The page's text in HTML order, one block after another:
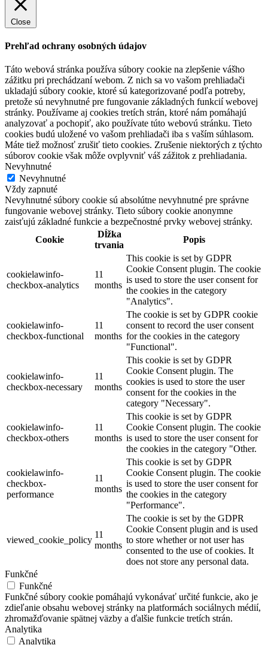
Close
Prehľad ochrany osobných údajov
Táto webová stránka používa súbory cookie na zlepšenie vášho
zážitku pri prechádzaní webom. Z nich sa vo vašom prehliadači
ukladajú súbory cookie, ktoré sú kategorizované podľa potreby,
pretože sú nevyhnutné pre fungovanie základných funkcií webovej
stránky. Používame aj cookies tretích strán, ktoré nám pomáhajú
analyzovať a pochopiť, ako používate túto webovú stránku. Tieto
cookies budú uložené vo vašom prehliadači iba s vaším súhlasom.
Máte tiež možnosť zrušiť tieto cookies. Zrušenie niektorých z týchto
súborov cookie však môže ovplyvniť váš zážitok z prehliadania.
Nevyhnutné
Nevyhnutné
Vždy zapnuté
Nevyhnutné súbory cookie sú absolútne nevyhnutné pre správne
fungovanie webovej stránky. Tieto súbory cookie anonymne
zaisťujú základné funkcie a bezpečnostné prvky webovej stránky.
Cookie
Dĺžka
trvania
Popis
cookielawinfo-
checkbox-analytics
11
months
This cookie is set by GDPR
Cookie Consent plugin. The cookie
is used to store the user consent for
the cookies in the category
"Analytics".
cookielawinfo-
checkbox-functional
11
months
The cookie is set by GDPR cookie
consent to record the user consent
for the cookies in the category
"Functional".
cookielawinfo-
checkbox-necessary
11
months
This cookie is set by GDPR
Cookie Consent plugin. The
cookies is used to store the user
consent for the cookies in the
category "Necessary".
cookielawinfo-
checkbox-others
11
months
This cookie is set by GDPR
Cookie Consent plugin. The cookie
is used to store the user consent for
the cookies in the category "Other.
cookielawinfo-
checkbox-
performance
11
months
This cookie is set by GDPR
Cookie Consent plugin. The cookie
is used to store the user consent for
the cookies in the category
"Performance".
viewed_cookie_policy
11
months
The cookie is set by the GDPR
Cookie Consent plugin and is used
to store whether or not user has
consented to the use of cookies. It
does not store any personal data.
Funkčné
Funkčné
Funkčné súbory cookie pomáhajú vykonávať určité funkcie, ako je
zdieľanie obsahu webovej stránky na platformách sociálnych médií,
zhromažďovanie spätnej väzby a ďalšie funkcie tretích strán.
Analytika
Analytika